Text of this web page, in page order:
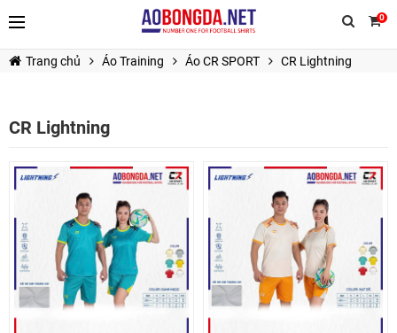
0
TIẾP TỤC MUA HÀNG
Trang chủ Áo Training Áo CR SPORT CR Lightning
CR Lightning